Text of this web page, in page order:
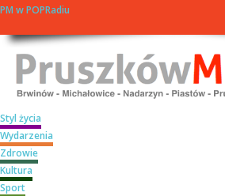
PM w POPRadiu
Styl życia
Wydarzenia
Zdrowie
Kultura
Sport